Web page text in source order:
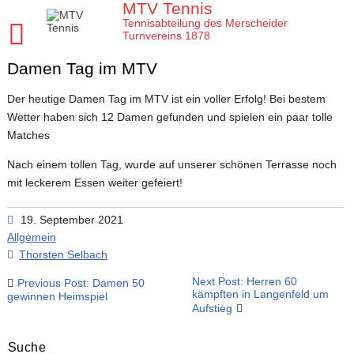
MTV Tennis
Tennisabteilung des Merscheider
Turnvereins 1878
Startseite MTV Tennis
Sponsoren
Verein
Anleitungen und Infos
Platz- und Spielordnung
Vereinssatzung
Chronik zu 40 Jahre MTV Tennisabteilung
Damen
Damen 40
Damen 50 2026
Herren 2. Mannschaft
Jugend
Tenniscamps im MTV
Jugendmannschaften im MTV
Kreismeisterschaften Jugend
Meisterschaften
Clubmeisterschaften im MTV
Medenspiele Sommer 2024
Tennis Training im MTV
Moritz
Presseartikel
Damen Tag im MTV
Der heutige Damen Tag im MTV ist ein voller Erfolg! Bei bestem
Wetter haben sich 12 Damen gefunden und spielen ein paar tolle
Matches
Nach einem tollen Tag, wurde auf unserer schönen Terrasse noch
mit leckerem Essen weiter gefeiert!
19. September 2021
Allgemein
Thorsten Selbach
Beitragsnavigation
Previous Post: Damen 50
gewinnen Heimspiel
Next Post: Herren 60
kämpften in Langenfeld um
Aufstieg
Suche